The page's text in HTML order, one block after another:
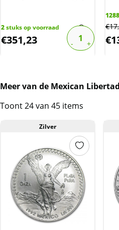
2stuks op voorraad
€351,23
1288
€
€
Meer van de Mexican
Toont 24 van 45 items
Zilver